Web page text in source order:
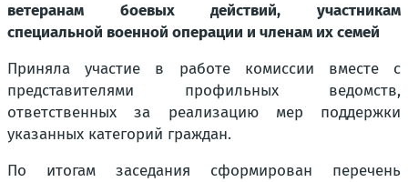
ветеранам боевых действий, участникам
специальной военной операции и членам их семей
Приняла участие в работе комиссии вместе с
представителями профильных ведомств,
ответственных за реализацию мер поддержки
указанных категорий граждан.
По итогам заседания сформирован перечень